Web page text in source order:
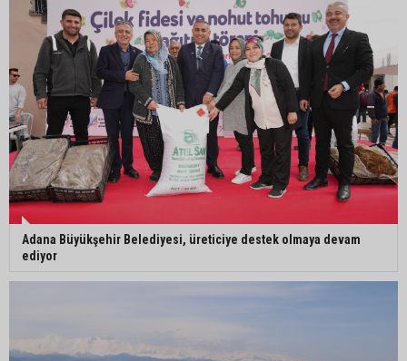
Ceyhan’da yağlık ayçiçeği hasadı başladı
Adana Büyükşehir Belediyesi, üreticiye destek olmaya devam
ediyor